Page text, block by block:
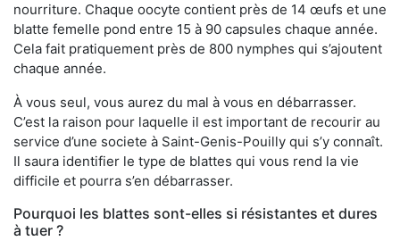
nourriture. Chaque oocyte contient près de 14 œufs et une
blatte femelle pond entre 15 à 90 capsules chaque année.
Cela fait pratiquement près de 800 nymphes qui s’ajoutent
chaque année.
À vous seul, vous aurez du mal à vous en débarrasser.
C’est la raison pour laquelle il est important de recourir au
service d’une societe à Saint-Genis-Pouilly qui s’y connaît.
Il saura identifier le type de blattes qui vous rend la vie
difficile et pourra s’en débarrasser.
Pourquoi les blattes sont-elles si résistantes et dures
à tuer ?